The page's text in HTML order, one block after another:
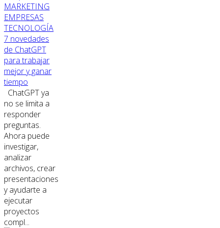
MARKETING
EMPRESAS
TECNOLOGÍA
7 novedades
de ChatGPT
para trabajar
mejor y ganar
tiempo
ChatGPT ya
no se limita a
responder
preguntas.
Ahora puede
investigar,
analizar
archivos, crear
presentaciones
y ayudarte a
ejecutar
proyectos
compl...